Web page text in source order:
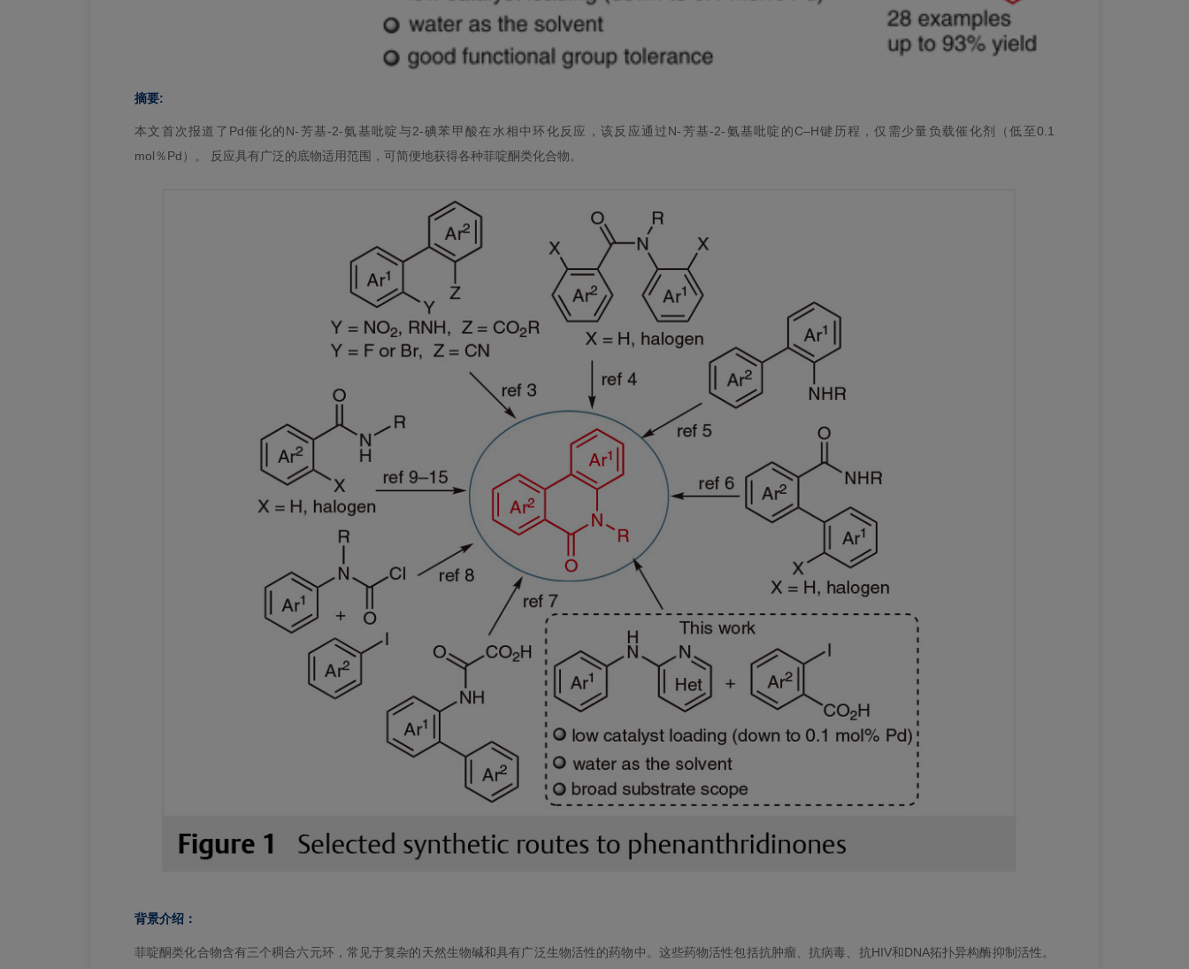
摘要:
本文首次报道了Pd催化的N-芳基-2-氨基吡啶与2-碘苯甲酸在水相中环化反应，该反应通过N-芳基-2-氨基吡啶的C–H键历程，仅需少量负载催化剂（低至0.1
mol％Pd）。 反应具有广泛的底物适用范围，可简便地获得各种菲啶酮类化合物。
背景介绍：
菲啶酮类化合物含有三个稠合六元环，常见于复杂的天然生物碱和具有广泛生物活性的药物中。这些药物活性包括抗肿瘤、抗病毒、抗HIV和DNA拓扑异构酶抑制活性。